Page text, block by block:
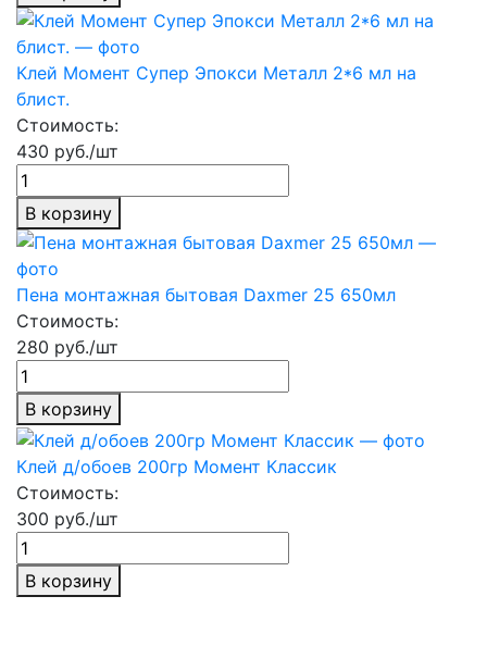
Клей Момент Супер Эпокси Металл 2*6 мл на
блист.
Стоимость:
430 руб./шт
В корзину
Пена монтажная бытовая Daxmer 25 650мл
Стоимость:
280 руб./шт
В корзину
Клей д/обоев 200гр Момент Классик
Стоимость:
300 руб./шт
В корзину